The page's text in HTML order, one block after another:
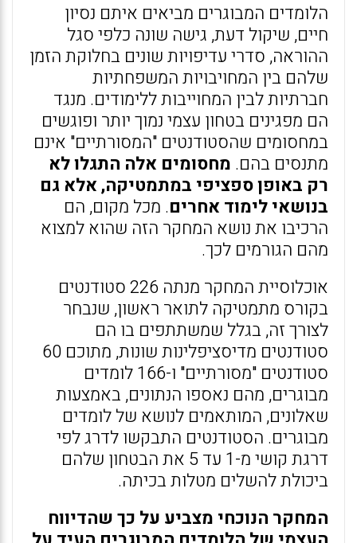
הלומדים המבוגרים מביאים איתם נסיון
חיים, שיקול דעת, גישה שונה כלפי סגל
ההוראה, סדרי עדיפויות שונים בחלוקת הזמן
שלהם בין המחויבויות המשפחתיות
חברתיות לבין המחוייבות ללימודים. מנגד
הם מפגינים בטחון עצמי נמוך יותר ופוגשים
במחסומים שהסטודנטים "המסורתיים" אינם
מתנסים בהם. מחסומים אלה התגלו לא
רק באופן ספציפי במתמטיקה, אלא גם
בנושאי לימוד אחרים. מכל מקום, הם
הרכיבו את נושא המחקר הזה שהוא למצוא
מהם הגורמים לכך.
אוכלוסיית המחקר מנתה 226 סטודנטים
בקורס מתמטיקה לתואר ראשון, שנבחר
לצורך זה, בגלל שמשתתפים בו הם
סטודנטים מדיסציפלינות שונות, מתוכם 60
סטודנטים "מסורתיים" ו-166 לומדים
מבוגרים, מהם נאספו הנתונים, באמצעות
שאלונים, המותאמים לנושא של לומדים
מבוגרים. הסטודנטים התבקשו לדרג לפי
דרגת קושי מ-1 עד 5 את הבטחון שלהם
ביכולת להשלים מטלות בכיתה.
המחקר הנוכחי מצביע על כך שהדיווח